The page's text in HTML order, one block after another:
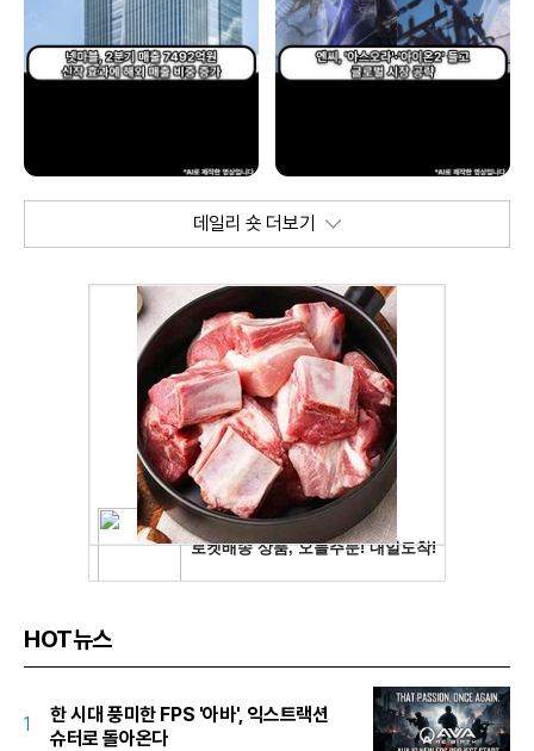
데일리 숏 더보기
HOT뉴스
1
한 시대 풍미한 FPS '아바', 익스트랙션
슈터로 돌아온다